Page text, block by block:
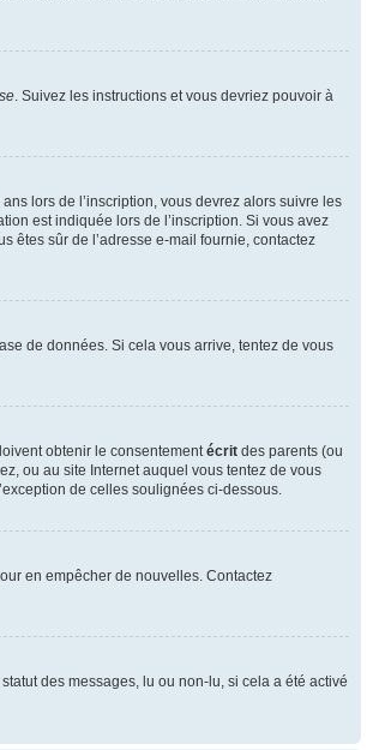
. Suivez les instructions et vous devriez pouvoir à
lors de l’inscription, vous devrez alors suivre les
est indiquée lors de l’inscription. Si vous avez
êtes sûr de l’adresse e-mail fournie, contactez
de données. Si cela vous arrive, tentez de vous
obtenir le consentementécrit des parents (ou
ou au site Internet auquel vous tentez de vous
de celles soulignées ci-dessous.
en empêcher de nouvelles. Contactez
des messages, lu ou non-lu, si cela a été activé